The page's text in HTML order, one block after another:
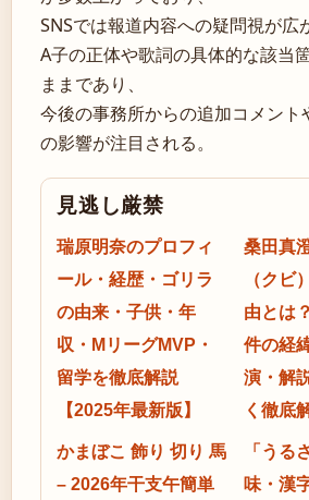
SNSでは報道内容への疑問視が広
A子の正体や歌詞の具体的な該当
ままであり、
今後の事務所からの追加コメント
の影響が注目される。
見逃し厳禁
瑞原明奈のプロフィ
ール・経歴・ゴリラ
の由来・子供・年
収・MリーグMVP・
留学を徹底解説
【2025年最新版】
桑田真
（クビ
由とは
件の経
演・解
く徹底
かまぼこ 飾り 切り 馬
– 2026年干支午簡単
「うる
味・漢